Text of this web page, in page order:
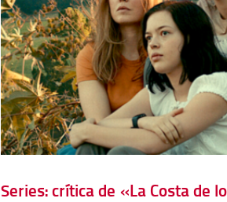
Series: crítica de «La Costa de